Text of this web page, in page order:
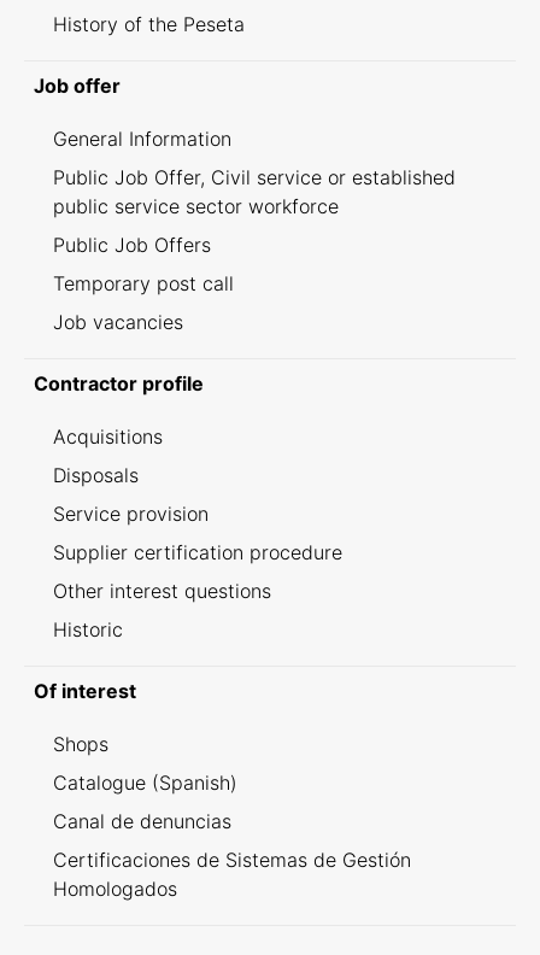
History of the Peseta
Job offer
General Information
Public Job Offer, Civil service or established
public service sector workforce
Public Job Offers
Temporary post call
Job vacancies
Contractor profile
Acquisitions
Disposals
Service provision
Supplier certification procedure
Other interest questions
Historic
Of interest
Shops
Catalogue (Spanish)
Canal de denuncias
Certificaciones de Sistemas de Gestión
Homologados